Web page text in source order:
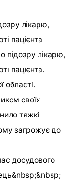
підозру лікарю,
пацієнта.
області.
своїх
тяжкі
загрожує до
досудового